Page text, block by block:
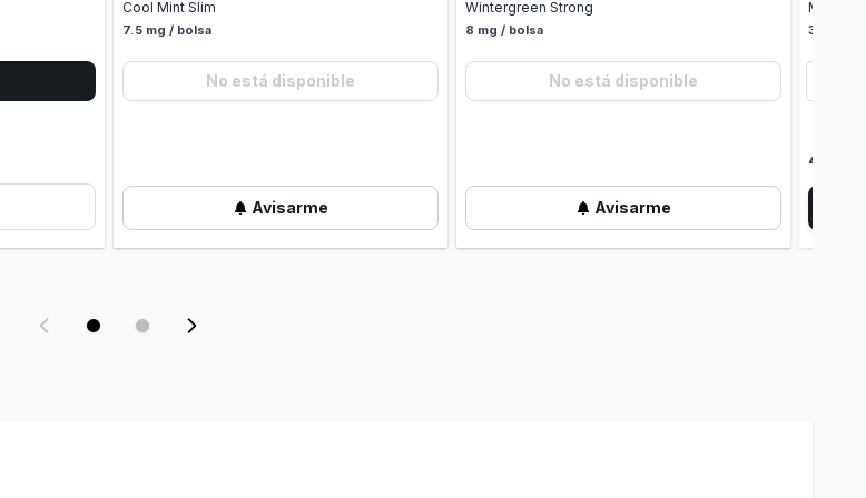
Cool Mint Slim
7.5 mg / bolsa
No está disponible
Avisarme
Wintergreen Strong
8 mg / bolsa
No está disponible
Avisarme
Mint
3.5 mg /
4,79 €